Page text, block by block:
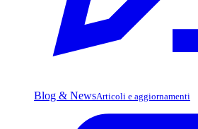
Blog & NewsArticoli e aggiornamenti